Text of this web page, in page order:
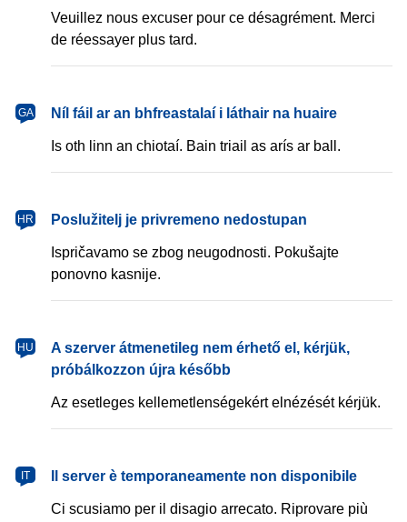
Veuillez nous excuser pour ce désagrément. Merci
de réessayer plus tard.
GA
GaeilgeNíl fáil ar an bhfreastalaí i láthair na huaire
Is oth linn an chiotaí. Bain triail as arís ar ball.
HR
hrvatskiPoslužitelj je privremeno nedostupan
Ispričavamo se zbog neugodnosti. Pokušajte
ponovno kasnije.
HU
magyarA szerver átmenetileg nem érhető el, kérjük,
próbálkozzon újra később
Az esetleges kellemetlenségekért elnézését kérjük.
IT
italiano Il server è temporaneamente non disponibile
Ci scusiamo per il disagio arrecato. Riprovare più